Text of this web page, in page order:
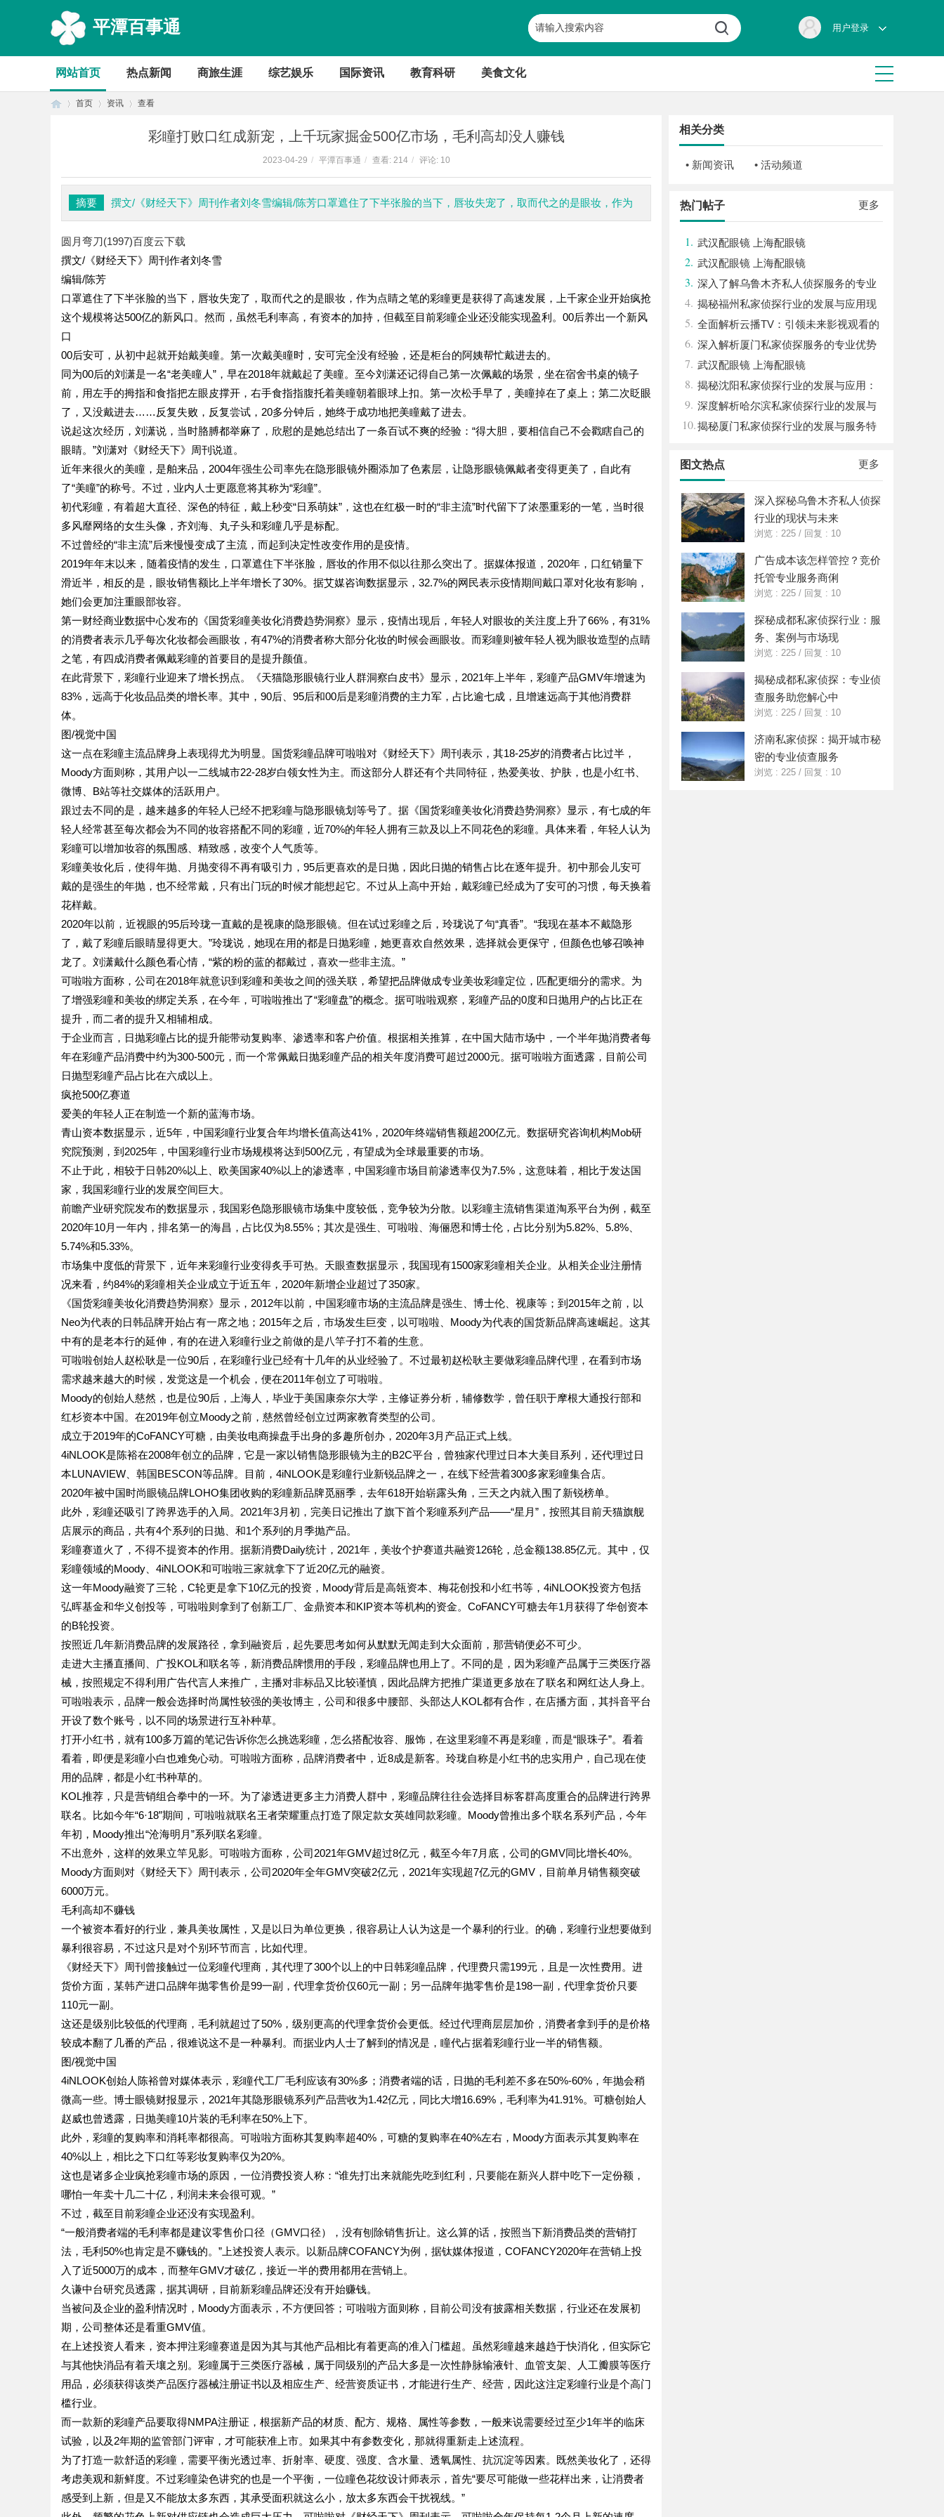
平潭百事通 用户登录
网站首页 热点新闻 商旅生涯 综艺娱乐 国际资讯 教育科研 美食文化
首页 资讯 查看
彩瞳打败口红成新宠，上千玩家掘金500亿市场，毛利高却没人赚钱
2023-04-29 / 平潭百事通 / 查看: 214 / 评论: 10
摘要 撰文/《财经天下》周刊作者刘冬雪编辑/陈芳口罩遮住了下半张脸的当下，唇妆失宠了，取而代之的是眼妆，作为
圆月弯刀(1997)百度云下载
撰文/《财经天下》周刊作者刘冬雪
编辑/陈芳
口罩遮住了下半张脸的当下，唇妆失宠了，取而代之的是眼妆，作为点睛之笔的彩瞳更是获得了高速发展，上千家企业开始疯抢
这个规模将达500亿的新风口。然而，虽然毛利率高，有资本的加持，但截至目前彩瞳企业还没能实现盈利。00后养出一个新风
口
00后安可，从初中起就开始戴美瞳。第一次戴美瞳时，安可完全没有经验，还是柜台的阿姨帮忙戴进去的。
同为00后的刘潇是一名“老美瞳人”，早在2018年就戴起了美瞳。至今刘潇还记得自己第一次佩戴的场景，坐在宿舍书桌的镜子
前，用左手的拇指和食指把左眼皮撑开，右手食指指腹托着美瞳朝着眼球上扣。第一次松手早了，美瞳掉在了桌上；第二次眨眼
了，又没戴进去……反复失败，反复尝试，20多分钟后，她终于成功地把美瞳戴了进去。
说起这次经历，刘潇说，当时胳膊都举麻了，欣慰的是她总结出了一条百试不爽的经验：“得大胆，要相信自己不会戳瞎自己的
眼睛。”刘潇对《财经天下》周刊说道。
近年来很火的美瞳，是舶来品，2004年强生公司率先在隐形眼镜外圈添加了色素层，让隐形眼镜佩戴者变得更美了，自此有
了“美瞳”的称号。不过，业内人士更愿意将其称为“彩瞳”。
初代彩瞳，有着超大直径、深色的特征，戴上秒变“日系萌妹”，这也在红极一时的“非主流”时代留下了浓墨重彩的一笔，当时很
多风靡网络的女生头像，齐刘海、丸子头和彩瞳几乎是标配。
不过曾经的“非主流”后来慢慢变成了主流，而起到决定性改变作用的是疫情。
2019年年末以来，随着疫情的发生，口罩遮住下半张脸，唇妆的作用不似以往那么突出了。据媒体报道，2020年，口红销量下
滑近半，相反的是，眼妆销售额比上半年增长了30%。据艾媒咨询数据显示，32.7%的网民表示疫情期间戴口罩对化妆有影响，
她们会更加注重眼部妆容。
第一财经商业数据中心发布的《国货彩瞳美妆化消费趋势洞察》显示，疫情出现后，年轻人对眼妆的关注度上升了66%，有31%
的消费者表示几乎每次化妆都会画眼妆，有47%的消费者称大部分化妆的时候会画眼妆。而彩瞳则被年轻人视为眼妆造型的点睛
之笔，有四成消费者佩戴彩瞳的首要目的是提升颜值。
在此背景下，彩瞳行业迎来了增长拐点。《天猫隐形眼镜行业人群洞察白皮书》显示，2021年上半年，彩瞳产品GMV年增速为
83%，远高于化妆品品类的增长率。其中，90后、95后和00后是彩瞳消费的主力军，占比逾七成，且增速远高于其他消费群
体。
图/视觉中国
这一点在彩瞳主流品牌身上表现得尤为明显。国货彩瞳品牌可啦啦对《财经天下》周刊表示，其18-25岁的消费者占比过半，
Moody方面则称，其用户以一二线城市22-28岁白领女性为主。而这部分人群还有个共同特征，热爱美妆、护肤，也是小红书、
微博、B站等社交媒体的活跃用户。
跟过去不同的是，越来越多的年轻人已经不把彩瞳与隐形眼镜划等号了。据《国货彩瞳美妆化消费趋势洞察》显示，有七成的年
轻人经常甚至每次都会为不同的妆容搭配不同的彩瞳，近70%的年轻人拥有三款及以上不同花色的彩瞳。具体来看，年轻人认为
彩瞳可以增加妆容的氛围感、精致感，改变个人气质等。
彩瞳美妆化后，使得年抛、月抛变得不再有吸引力，95后更喜欢的是日抛，因此日抛的销售占比在逐年提升。初中那会儿安可
戴的是强生的年抛，也不经常戴，只有出门玩的时候才能想起它。不过从上高中开始，戴彩瞳已经成为了安可的习惯，每天换着
花样戴。
2020年以前，近视眼的95后玲珑一直戴的是视康的隐形眼镜。但在试过彩瞳之后，玲珑说了句“真香”。“我现在基本不戴隐形
了，戴了彩瞳后眼睛显得更大。”玲珑说，她现在用的都是日抛彩瞳，她更喜欢自然效果，选择就会更保守，但颜色也够召唤神
龙了。刘潇戴什么颜色看心情，“紫的粉的蓝的都戴过，喜欢一些非主流。”
可啦啦方面称，公司在2018年就意识到彩瞳和美妆之间的强关联，希望把品牌做成专业美妆彩瞳定位，匹配更细分的需求。为
了增强彩瞳和美妆的绑定关系，在今年，可啦啦推出了“彩瞳盘”的概念。据可啦啦观察，彩瞳产品的0度和日抛用户的占比正在
提升，而二者的提升又相辅相成。
于企业而言，日抛彩瞳占比的提升能带动复购率、渗透率和客户价值。根据相关推算，在中国大陆市场中，一个半年抛消费者每
年在彩瞳产品消费中约为300-500元，而一个常佩戴日抛彩瞳产品的相关年度消费可超过2000元。据可啦啦方面透露，目前公司
日抛型彩瞳产品占比在六成以上。
疯抢500亿赛道
爱美的年轻人正在制造一个新的蓝海市场。
青山资本数据显示，近5年，中国彩瞳行业复合年均增长值高达41%，2020年终端销售额超200亿元。数据研究咨询机构Mob研
究院预测，到2025年，中国彩瞳行业市场规模将达到500亿元，有望成为全球最重要的市场。
不止于此，相较于日韩20%以上、欧美国家40%以上的渗透率，中国彩瞳市场目前渗透率仅为7.5%，这意味着，相比于发达国
家，我国彩瞳行业的发展空间巨大。
前瞻产业研究院发布的数据显示，我国彩色隐形眼镜市场集中度较低，竞争较为分散。以彩瞳主流销售渠道淘系平台为例，截至
2020年10月一年内，排名第一的海昌，占比仅为8.55%；其次是强生、可啦啦、海俪恩和博士伦，占比分别为5.82%、5.8%、
5.74%和5.33%。
市场集中度低的背景下，近年来彩瞳行业变得炙手可热。天眼查数据显示，我国现有1500家彩瞳相关企业。从相关企业注册情
况来看，约84%的彩瞳相关企业成立于近五年，2020年新增企业超过了350家。
《国货彩瞳美妆化消费趋势洞察》显示，2012年以前，中国彩瞳市场的主流品牌是强生、博士伦、视康等；到2015年之前，以
Neo为代表的日韩品牌开始占有一席之地；2015年之后，市场发生巨变，以可啦啦、Moody为代表的国货新品牌高速崛起。这其
中有的是老本行的延伸，有的在进入彩瞳行业之前做的是八竿子打不着的生意。
可啦啦创始人赵松耿是一位90后，在彩瞳行业已经有十几年的从业经验了。不过最初赵松耿主要做彩瞳品牌代理，在看到市场
需求越来越大的时候，发觉这是一个机会，便在2011年创立了可啦啦。
Moody的创始人慈然，也是位90后，上海人，毕业于美国康奈尔大学，主修证券分析，辅修数学，曾任职于摩根大通投行部和
红杉资本中国。在2019年创立Moody之前，慈然曾经创立过两家教育类型的公司。
成立于2019年的CoFANCY可糖，由美妆电商操盘手出身的多趣所创办，2020年3月产品正式上线。
4iNLOOK是陈裕在2008年创立的品牌，它是一家以销售隐形眼镜为主的B2C平台，曾独家代理过日本大美目系列，还代理过日
本LUNAVIEW、韩国BESCON等品牌。目前，4iNLOOK是彩瞳行业新锐品牌之一，在线下经营着300多家彩瞳集合店。
2020年被中国时尚眼镜品牌LOHO集团收购的彩瞳新品牌觅丽季，去年618开始崭露头角，三天之内就入围了新锐榜单。
此外，彩瞳还吸引了跨界选手的入局。2021年3月初，完美日记推出了旗下首个彩瞳系列产品——“星月”，按照其目前天猫旗舰
店展示的商品，共有4个系列的日抛、和1个系列的月季抛产品。
彩瞳赛道火了，不得不提资本的作用。据新消费Daily统计，2021年，美妆个护赛道共融资126轮，总金额138.85亿元。其中，仅
彩瞳领域的Moody、4iNLOOK和可啦啦三家就拿下了近20亿元的融资。
这一年Moody融资了三轮，C轮更是拿下10亿元的投资，Moody背后是高瓴资本、梅花创投和小红书等，4iNLOOK投资方包括
弘晖基金和华义创投等，可啦啦则拿到了创新工厂、金鼎资本和KIP资本等机构的资金。CoFANCY可糖去年1月获得了华创资本
的B轮投资。
按照近几年新消费品牌的发展路径，拿到融资后，起先要思考如何从默默无闻走到大众面前，那营销便必不可少。
走进大主播直播间、广投KOL和联名等，新消费品牌惯用的手段，彩瞳品牌也用上了。不同的是，因为彩瞳产品属于三类医疗器
械，按照规定不得利用广告代言人来推广，主播对非标品又比较谨慎，因此品牌方把推广渠道更多放在了联名和网红达人身上。
可啦啦表示，品牌一般会选择时尚属性较强的美妆博主，公司和很多中腰部、头部达人KOL都有合作，在店播方面，其抖音平台
开设了数个账号，以不同的场景进行互补种草。
打开小红书，就有100多万篇的笔记告诉你怎么挑选彩瞳，怎么搭配妆容、服饰，在这里彩瞳不再是彩瞳，而是“眼珠子”。看着
看着，即便是彩瞳小白也难免心动。可啦啦方面称，品牌消费者中，近8成是新客。玲珑自称是小红书的忠实用户，自己现在使
用的品牌，都是小红书种草的。
KOL推荐，只是营销组合拳中的一环。为了渗透进更多主力消费人群中，彩瞳品牌往往会选择目标客群高度重合的品牌进行跨界
联名。比如今年“6·18”期间，可啦啦就联名王者荣耀重点打造了限定款女英雄同款彩瞳。Moody曾推出多个联名系列产品，今年
年初，Moody推出“沧海明月”系列联名彩瞳。
不出意外，这样的效果立竿见影。可啦啦方面称，公司2021年GMV超过8亿元，截至今年7月底，公司的GMV同比增长40%。
Moody方面则对《财经天下》周刊表示，公司2020年全年GMV突破2亿元，2021年实现超7亿元的GMV，目前单月销售额突破
6000万元。
毛利高却不赚钱
一个被资本看好的行业，兼具美妆属性，又是以日为单位更换，很容易让人认为这是一个暴利的行业。的确，彩瞳行业想要做到
暴利很容易，不过这只是对个别环节而言，比如代理。
《财经天下》周刊曾接触过一位彩瞳代理商，其代理了300个以上的中日韩彩瞳品牌，代理费只需199元，且是一次性费用。进
货价方面，某韩产进口品牌年抛零售价是99一副，代理拿货价仅60元一副；另一品牌年抛零售价是198一副，代理拿货价只要
110元一副。
这还是级别比较低的代理商，毛利就超过了50%，级别更高的代理拿货价会更低。经过代理商层层加价，消费者拿到手的是价格
较成本翻了几番的产品，很难说这不是一种暴利。而据业内人士了解到的情况是，瞳代占据着彩瞳行业一半的销售额。
图/视觉中国
4iNLOOK创始人陈裕曾对媒体表示，彩瞳代工厂毛利应该有30%多；消费者端的话，日抛的毛利差不多在50%-60%，年抛会稍
微高一些。博士眼镜财报显示，2021年其隐形眼镜系列产品营收为1.42亿元，同比大增16.69%，毛利率为41.91%。可糖创始人
赵威也曾透露，日抛美瞳10片装的毛利率在50%上下。
此外，彩瞳的复购率和消耗率都很高。可啦啦方面称其复购率超40%，可糖的复购率在40%左右，Moody方面表示其复购率在
40%以上，相比之下口红等彩妆复购率仅为20%。
这也是诸多企业疯抢彩瞳市场的原因，一位消费投资人称：“谁先打出来就能先吃到红利，只要能在新兴人群中吃下一定份额，
哪怕一年卖十几二十亿，利润未来会很可观。”
不过，截至目前彩瞳企业还没有实现盈利。
“一般消费者端的毛利率都是建议零售价口径（GMV口径），没有刨除销售折让。这么算的话，按照当下新消费品类的营销打
法，毛利50%也肯定是不赚钱的。”上述投资人表示。以新品牌COFANCY为例，据钛媒体报道，COFANCY2020年在营销上投
入了近5000万的成本，而整年GMV才破亿，接近一半的费用都用在营销上。
久谦中台研究员透露，据其调研，目前新彩瞳品牌还没有开始赚钱。
当被问及企业的盈利情况时，Moody方面表示，不方便回答；可啦啦方面则称，目前公司没有披露相关数据，行业还在发展初
期，公司整体还是看重GMV值。
在上述投资人看来，资本押注彩瞳赛道是因为其与其他产品相比有着更高的准入门槛超。虽然彩瞳越来越趋于快消化，但实际它
与其他快消品有着天壤之别。彩瞳属于三类医疗器械，属于同级别的产品大多是一次性静脉输液针、血管支架、人工瓣膜等医疗
用品，必须获得该类产品医疗器械注册证书以及相应生产、经营资质证书，才能进行生产、经营，因此这注定彩瞳行业是个高门
槛行业。
而一款新的彩瞳产品要取得NMPA注册证，根据新产品的材质、配方、规格、属性等参数，一般来说需要经过至少1年半的临床
试验，以及2年期的监管部门评审，才可能获准上市。如果其中有参数变化，那就得重新走上述流程。
为了打造一款舒适的彩瞳，需要平衡光透过率、折射率、硬度、强度、含水量、透氧属性、抗沉淀等因素。既然美妆化了，还得
考虑美观和新鲜度。不过彩瞳染色讲究的也是一个平衡，一位瞳色花纹设计师表示，首先“要尽可能做一些花样出来，让消费者
感受到上新，但是又不能放太多东西，其承受面积就这么小，放太多东西会干扰视线。”
相关分类
• 新闻资讯 • 活动频道
更多
热门帖子
1. 武汉配眼镜 上海配眼镜
2. 武汉配眼镜 上海配眼镜
3. 深入了解乌鲁木齐私人侦探服务的专业
性与应用领域
4. 揭秘福州私家侦探行业的发展与应用现
状
5. 全面解析云播TV：引领未来影视观看的
新体验
6. 深入解析厦门私家侦探服务的专业优势
与实际应用
7. 武汉配眼镜 上海配眼镜
8. 揭秘沈阳私家侦探行业的发展与应用：
专业侦探服务的全方位解析
9. 深度解析哈尔滨私家侦探行业的发展与
应用现状
10.揭秘厦门私家侦探行业的发展与服务特
更多
图文热点
深入探秘乌鲁木齐私人侦探
行业的现状与未来
浏览 : 225 / 回复 : 10
广告成本该怎样管控？竞价
托管专业服务商俐
浏览 : 225 / 回复 : 10
探秘成都私家侦探行业：服
务、案例与市场现
浏览 : 225 / 回复 : 10
揭秘成都私家侦探：专业侦
查服务助您解心中
浏览 : 225 / 回复 : 10
济南私家侦探：揭开城市秘
密的专业侦查服务
浏览 : 225 / 回复 : 10